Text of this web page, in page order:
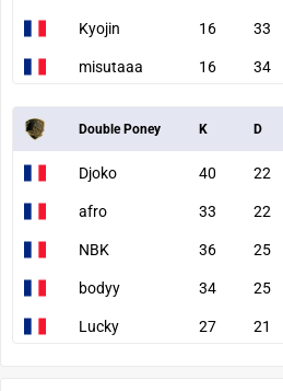
Kyojin 16 33
misutaaa 16 34
Double Poney K D
Djoko 40 22
afro 33 22
NBK 36 25
bodyy 34 25
Lucky 27 21